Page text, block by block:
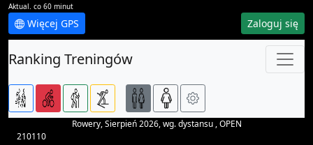
Aktual. co 60 minut
Więcej GPS Zaloguj się
Ranking Treningów
Rowery, Sierpień 2026, wg. dystansu , OPEN
210110